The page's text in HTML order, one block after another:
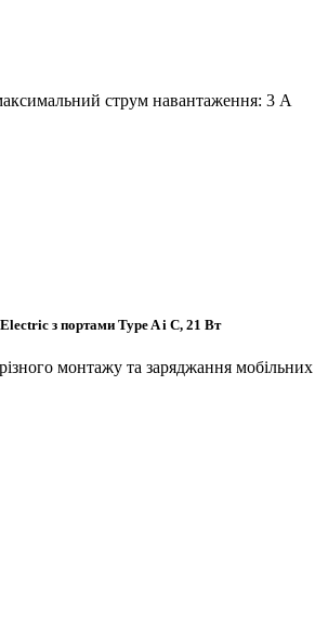
струм навантаження: 3 A
з портами Type A і C, 21 Вт
монтажу та заряджання